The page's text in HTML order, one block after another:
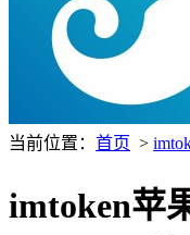
当前位置： 首页 >
imtoken苹